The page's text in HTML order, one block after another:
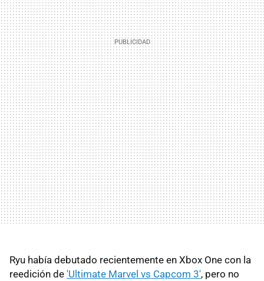
Ryu había debutado recientemente en Xbox One con la
reedición de 'Ultimate Marvel vs Capcom 3', pero no